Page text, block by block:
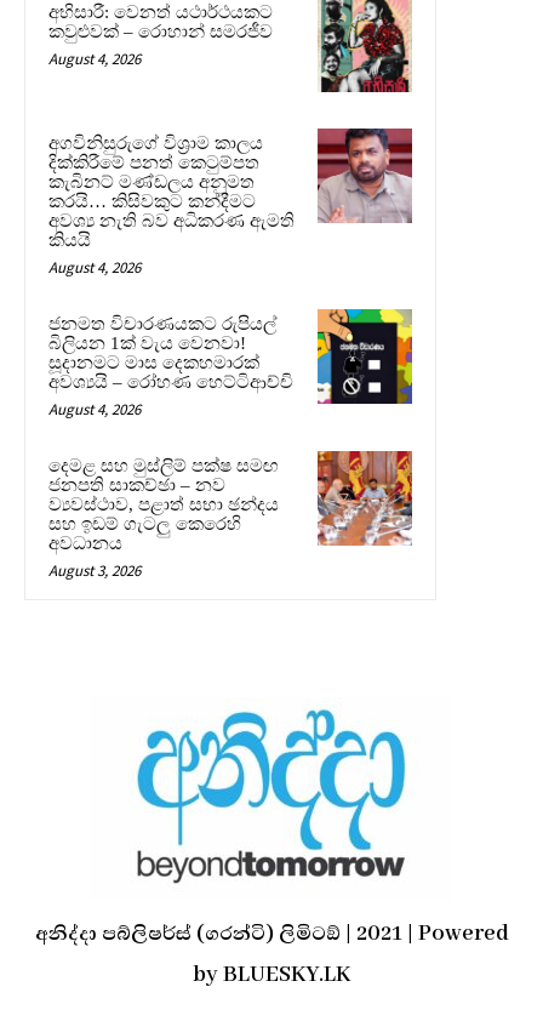
අභිසාරී: වෙනත් යථාර්ථයකට
කවුළුවක් – රොහාන් සමරජීව
August 4, 2026
අගවිනිසුරුගේ විශ්‍රාම කාලය
දික්කිරීමේ පනත් කෙටුම්පත
කැබිනට් මණ්ඩලය අනුමත
කරයි… කිසිවකුට කන්දීමට
අවශ්‍ය නැති බව අධිකරණ ඇමති
කියයි
August 4, 2026
ජනමත විචාරණයකට රුපියල්
බිලියන 1ක් වැය වෙනවා!
සූදානමට මාස දෙකහමාරක්
අවශ්‍යයි – රෝහණ හෙට්ටිආච්චි
August 4, 2026
දෙමළ සහ මුස්ලිම් පක්ෂ සමඟ
ජනපති සාකච්ඡා – නව
ව්‍යවස්ථාව, පළාත් සභා ඡන්දය
සහ ඉඩම් ගැටලු කෙරෙහි
අවධානය
August 3, 2026
අනිද්දා පබ්ලිෂර්ස් (ගරන්ටි) ලිමිටඞ් | 2021 | Powered
by BLUESKY.LK